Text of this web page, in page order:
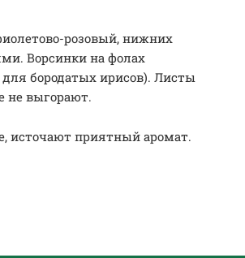
розовый, нижних
Ворсинки на фолах
бородатых ирисов). Листы
не выгорают.
источают приятный аромат.